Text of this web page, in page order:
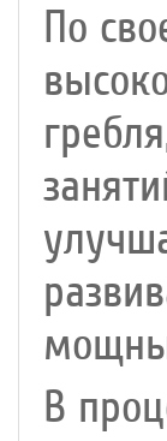
По
В